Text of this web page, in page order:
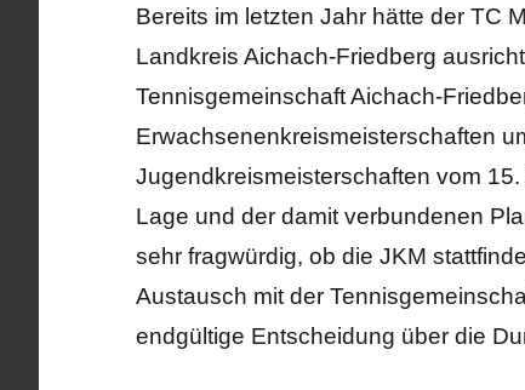
Bereits im letzten Jahr hätte der TC
Landkreis Aichach-Friedberg
Tennisgemeinschaft Aichach-
Erwachsenenkreismeisterschaften
Jugendkreismeisterschaften vom
Lage und der damit verbundenen
sehr fragwürdig, ob die JKM
Austausch mit der
endgültige Entscheidung über die